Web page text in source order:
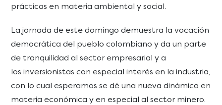
prácticas en materia ambiental y social.
La jornada de este domingo demuestra la vocación
democrática del pueblo colombiano y da un parte
de tranquilidad al sector empresarial y a
los inversionistas con especial interés en la industria,
con lo cual esperamos se dé una nueva dinámica en
materia económica y en especial al sector minero.